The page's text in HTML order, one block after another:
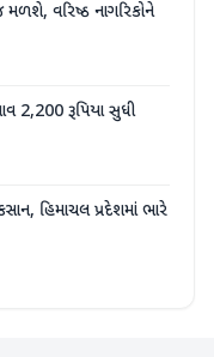
વરિષ્ઠ નાગરિકોને
2,200 રૂપિયા સુધી
હિમાચલ પ્રદેશમાં ભારે